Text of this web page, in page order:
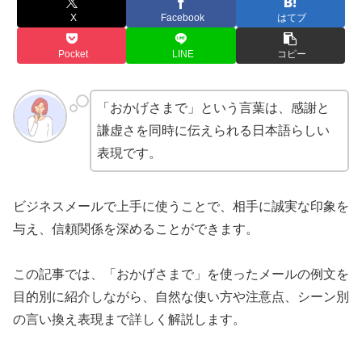
X Facebook はてブ
Pocket LINE コピー
「おかげさまで」という言葉は、感謝と
謙虚さを同時に伝えられる日本語らしい
表現です。
ビジネスメールで上手に使うことで、相手に誠実な印象を
与え、信頼関係を深めることができます。
この記事では、「おかげさまで」を使ったメールの例文を
目的別に紹介しながら、自然な使い方や注意点、シーン別
の言い換え表現まで詳しく解説します。